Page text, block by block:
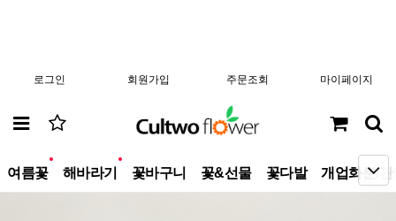
로그인 회원가입 주문조회 마이페이지
여름꽃 해바라기 꽃바구니 꽃&선물 꽃다발 개업화분/